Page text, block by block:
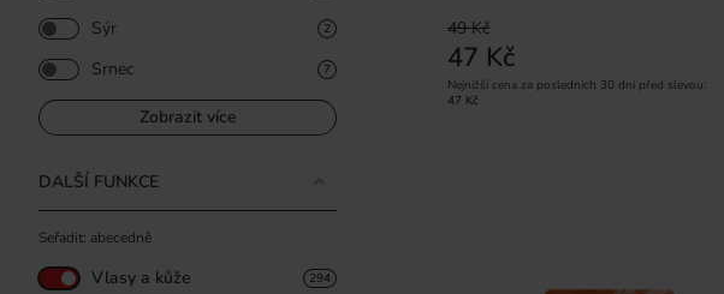
49 Kč
47 Kč
Nejnižší cena za posledních 30 dní před slevou:
47 Kč
Sýr 2
Srnec 7
Zobrazit více
DALŠÍ FUNKCE
Seřadit: abecedně
Vlasy a kůže 294